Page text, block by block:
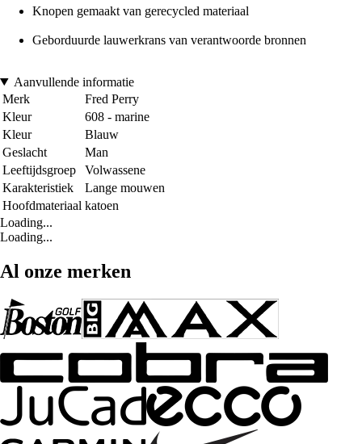
Knopen gemaakt van gerecycled materiaal
Geborduurde lauwerkrans van verantwoorde bronnen
Aanvullende informatie
Merk
Fred Perry
Kleur
608 - marine
Kleur
Blauw
Geslacht
Man
Leeftijdsgroep
Volwassene
Karakteristiek
Lange mouwen
Hoofdmateriaal katoen
Loading...
Loading...
Al onze merken